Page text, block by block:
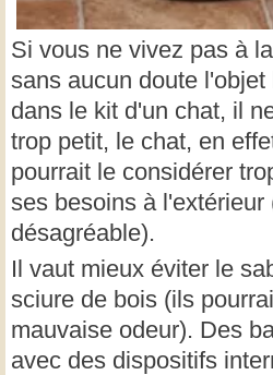
Si vous ne vivez pas à
sans aucun doute
dans le kit d'un chat, il
trop petit, le chat, en
pourrait le considérer
ses besoins à l'extérieur
désagréable).
Il vaut mieux éviter le
sciure de bois (ils
mauvaise odeur). Des
avec des dispositifs